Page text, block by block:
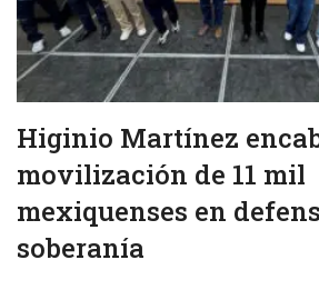
Higinio Martínez
movilización de 11 mil
mexiquenses en
soberanía